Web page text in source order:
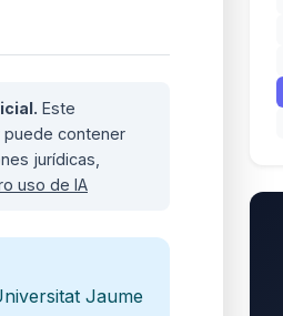
Este
puede contener
jurídicas,
uso de IA
Jaume